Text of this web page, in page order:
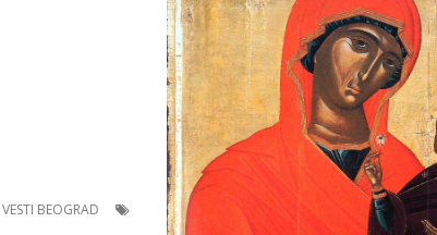
BEOGRAD